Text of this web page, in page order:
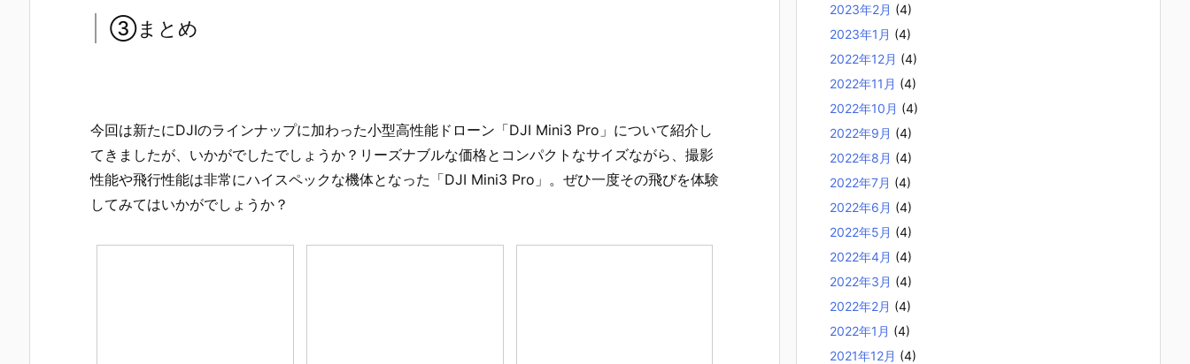
③まとめ
今回は新たにDJIのラインナップに加わった小型高性能ドローン「DJI Mini3 Pro」について紹介し
てきましたが、いかがでしたでしょうか？リーズナブルな価格とコンパクトなサイズながら、撮影
性能や飛行性能は非常にハイスペックな機体となった「DJI Mini3 Pro」。ぜひ一度その飛びを体験
してみてはいかがでしょうか？
2023年2月 (4)
2023年1月 (4)
2022年12月 (4)
2022年11月 (4)
2022年10月 (4)
2022年9月 (4)
2022年8月 (4)
2022年7月 (4)
2022年6月 (4)
2022年5月 (4)
2022年4月 (4)
2022年3月 (4)
2022年2月 (4)
2022年1月 (4)
2021年12月 (4)